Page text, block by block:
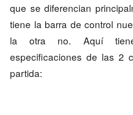
que se diferencian
tiene la barra de control
la otra no. Aquí
especificaciones de las 2
partida: